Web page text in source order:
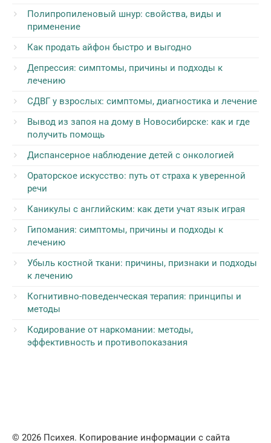
Полипропиленовый шнур: свойства, виды и
применение
Как продать айфон быстро и выгодно
Депрессия: симптомы, причины и подходы к
лечению
СДВГ у взрослых: симптомы, диагностика и лечение
Вывод из запоя на дому в Новосибирске: как и где
получить помощь
Диспансерное наблюдение детей с онкологией
Ораторское искусство: путь от страха к уверенной
речи
Каникулы с английским: как дети учат язык играя
Гипомания: симптомы, причины и подходы к
лечению
Убыль костной ткани: причины, признаки и подходы
к лечению
Когнитивно-поведенческая терапия: принципы и
методы
Кодирование от наркомании: методы,
эффективность и противопоказания
© 2026 Психея. Копирование информации с сайта